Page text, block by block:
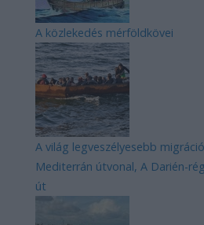
A közlekedés mérföldkövei
A világ legveszélyesebb
Mediterrán útvonal, A Darién-
út